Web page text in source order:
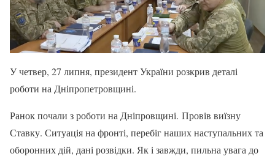
У четвер, 27 липня, президент України розкрив деталі
роботи на Дніпропетровщині.
Ранок почали з роботи на Дніпровщині. Провів виїзну
Ставку. Ситуація на фронті, перебіг наших наступальних та
оборонних дій, дані розвідки. Як і завжди, пильна увага до